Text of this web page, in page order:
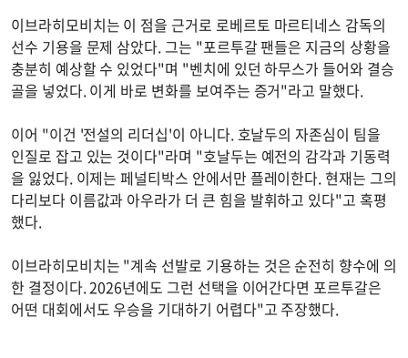
이브라히모비치는 이 점을 근거로 로베르토 마르티네스 감독의
선수 기용을 문제 삼았다. 그는 "포르투갈 팬들은 지금의 상황을
충분히 예상할 수 있었다"며 "벤치에 있던 하무스가 들어와 결승
골을 넣었다. 이게 바로 변화를 보여주는 증거"라고 말했다.
이어 "이건 '전설의 리더십'이 아니다. 호날두의 자존심이 팀을
인질로 잡고 있는 것이다"라며 "호날두는 예전의 감각과 기동력
을 잃었다. 이제는 페널티박스 안에서만 플레이한다. 현재는 그의
다리보다 이름값과 아우라가 더 큰 힘을 발휘하고 있다"고 혹평
했다.
이브라히모비치는 "계속 선발로 기용하는 것은 순전히 향수에 의
한 결정이다. 2026년에도 그런 선택을 이어간다면 포르투갈은
어떤 대회에서도 우승을 기대하기 어렵다"고 주장했다.